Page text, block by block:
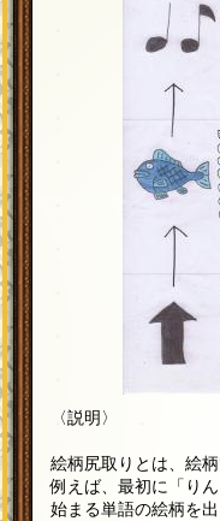
〈説明〉
絵柄尻取りとは、絵
例えば、最初に「り
始まる単語の絵柄を